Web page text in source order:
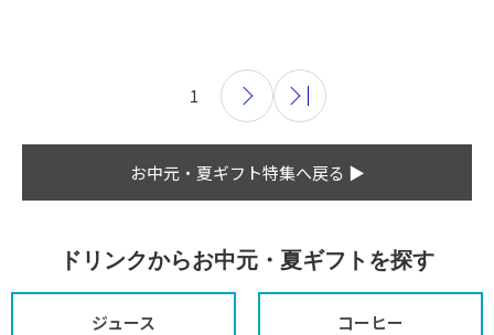
1
お中元・夏ギフト特集へ戻る ▶
ドリンクからお中元・夏ギフトを探す
ジュース コーヒー